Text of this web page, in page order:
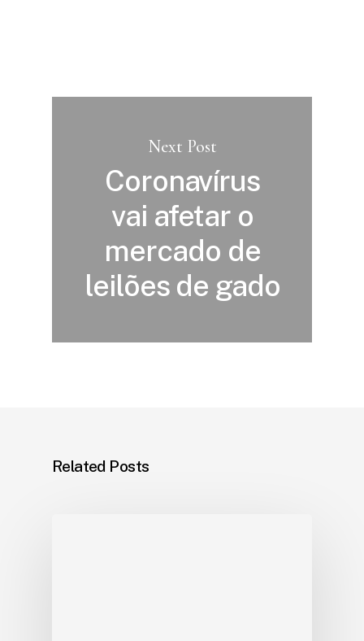
Next Post
Coronavírus
vai afetar o
mercado de
leilões de gado
Related Posts